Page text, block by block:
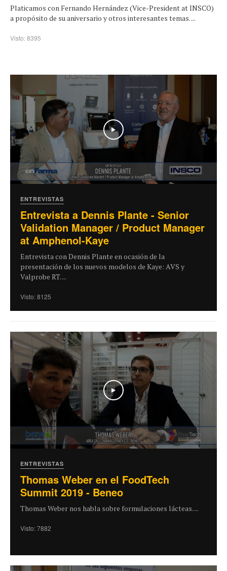
Platicamos con Fernando Hernández (Vice-President at INSCO)
a propósito de su aniversario y otros interesantes temas. ...
Visto: 8395
Play
ENTREVISTAS
Entrevista a Dennis Plante - Senior
Validation Manager / Product Manager
at Amphenol-Kaye
Entrevista con Dennis Plante en ocasión de la
presentación de los nuevos modelos de Kaye: AVS y
Valprobe RT. ...
Visto: 8125
Play
ENTREVISTAS
Thomas Weber en el FoodTech
Summit 2019 - Beneo
Thomas Weber nos habla sobre formulaciones lácteas. ...
Visto: 7882